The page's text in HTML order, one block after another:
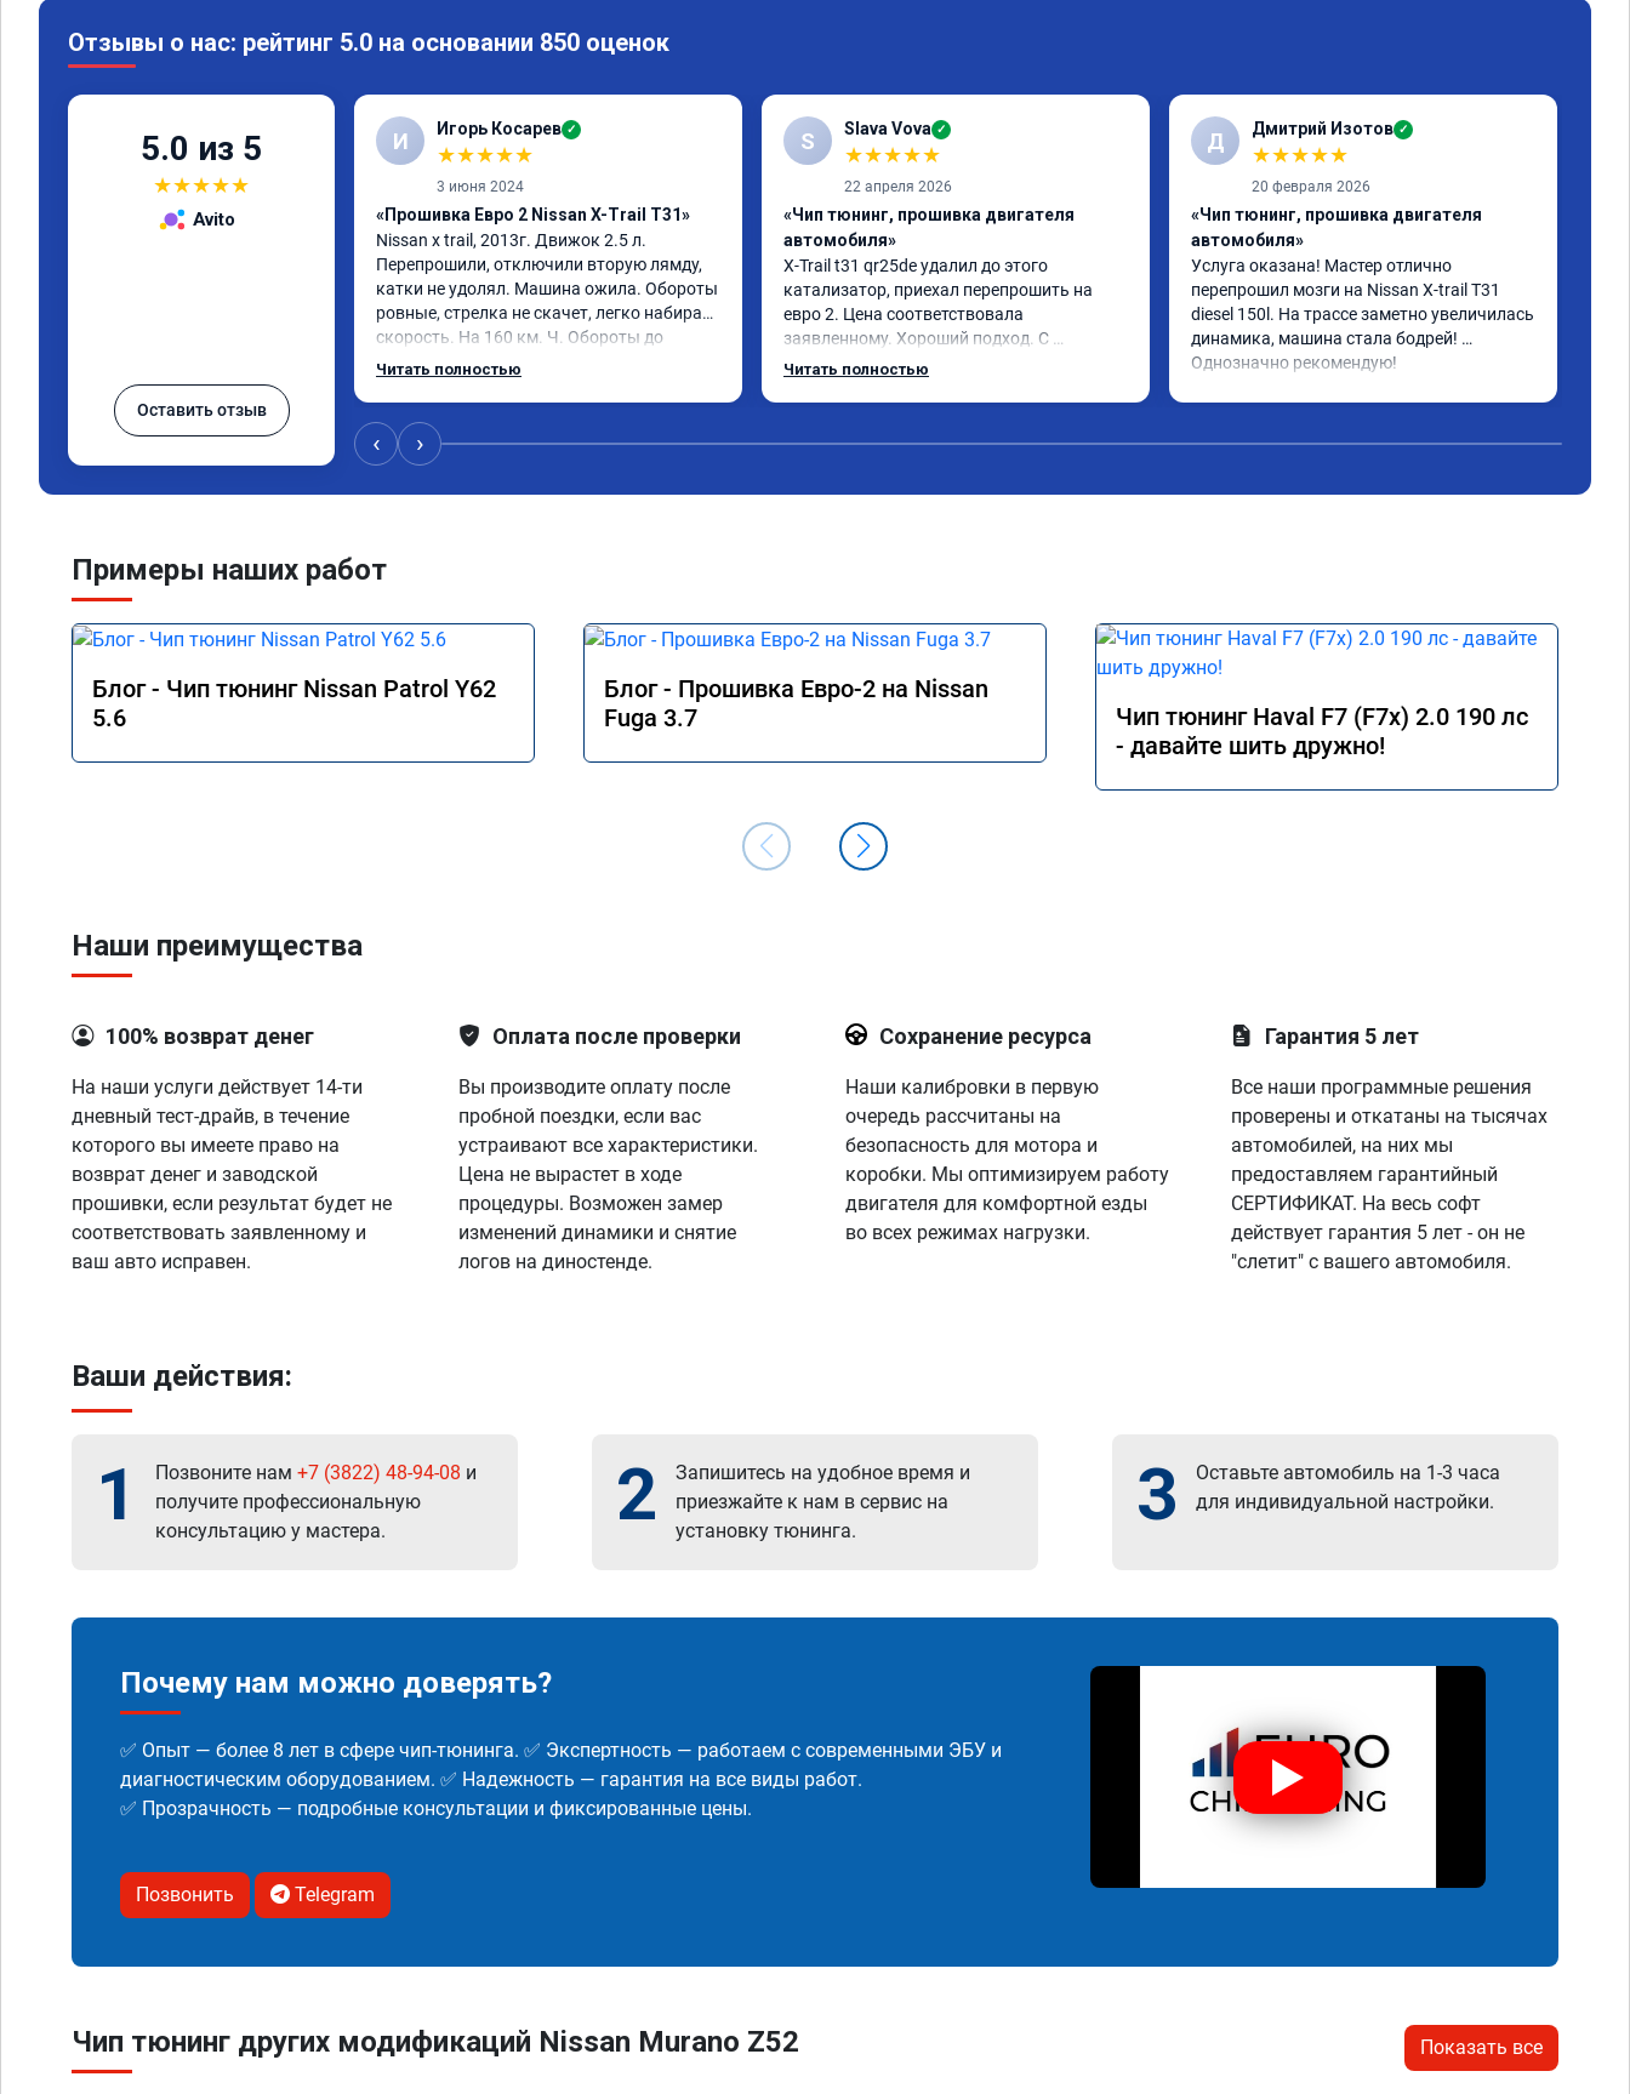
Отзывы о нас: рейтинг 5.0 на основании 850 оценок
5.0 из 5
★★★★★
Avito
Оставить отзыв
И Игорь Косарев ✓
★★★★★
3 июня 2024
«Прошивка Евро 2 Nissan X-Trail T31»
Nissan x trаil, 2013г. Движок 2.5 л.
Перепрошили, отключили вторую лямду,
катки не удолял. Машина ожила. Обороты
ровные, стрелка не скачет, легко набирает
скорость. На 160 км. Ч. Обороты до
3000.расход тот-же без изменения 12л.
Читать полностью
S Slava Vova ✓
★★★★★
22 апреля 2026
«Чип тюнинг, прошивка двигателя
автомобиля»
X-Trail t31 qr25de удалил до этого
катализатор, приехал перепрошить на
евро 2. Цена соответствовала
заявленному. Хороший подход. С
уважением общались. Благодарю за
Читать полностью
Д Дмитрий Изотов ✓
★★★★★
20 февраля 2026
«Чип тюнинг, прошивка двигателя
автомобиля»
Услуга оказана! Мастер отлично
перепрошил мозги на Nissan X-trail T31
diesel 150l. На трассе заметно увеличилась
динамика, машина стала бодрей!
Однозначно рекомендую!
‹ ›
Примеры наших работ
Блог - Чип тюнинг Nissan Patrol Y62
5.6
Блог - Прошивка Евро-2 на Nissan
Fuga 3.7
Чип тюнинг Haval F7 (F7x) 2.0 190 лс
- давайте шить дружно!
Наши преимущества
100% возврат денег
На наши услуги действует 14-ти
дневный тест-драйв, в течение
которого вы имеете право на
возврат денег и заводской
прошивки, если результат будет не
соответствовать заявленному и
ваш авто исправен.
Оплата после проверки
Вы производите оплату после
пробной поездки, если вас
устраивают все характеристики.
Цена не вырастет в ходе
процедуры. Возможен замер
изменений динамики и снятие
логов на диностенде.
Сохранение ресурса
Наши калибровки в первую
очередь рассчитаны на
безопасность для мотора и
коробки. Мы оптимизируем работу
двигателя для комфортной езды
во всех режимах нагрузки.
Гарантия 5 лет
Все наши программные решения
проверены и откатаны на тысячах
автомобилей, на них мы
предоставляем гарантийный
СЕРТИФИКАТ. На весь софт
действует гарантия 5 лет - он не
"слетит" с вашего автомобиля.
Ваши действия:
1 Позвоните нам +7 (3822) 48-94-08 и
получите профессиональную
консультацию у мастера.
2
Запишитесь на удобное время и
приезжайте к нам в сервис на
установку тюнинга.
3
Оставьте автомобиль на 1-3 часа
для индивидуальной настройки.
Почему нам можно доверять?
✅ Опыт — более 8 лет в сфере чип-тюнинга. ✅ Экспертность — работаем с современными ЭБУ и
диагностическим оборудованием. ✅ Надежность — гарантия на все виды работ.
✅ Прозрачность — подробные консультации и фиксированные цены.
Позвонить Telegram
Чип тюнинг других модификаций Nissan Murano Z52 Показать все